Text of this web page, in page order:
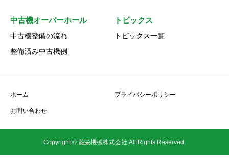
中古機オーバーホール
中古機整備の流れ
整備済み中古機例
トピックス
トピックス一覧
ホーム プライバシーポリシー
お問い合わせ
Copyright © 菱栄機械株式会社 All Rights Reserved.